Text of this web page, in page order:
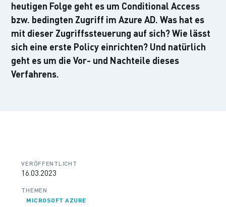
heutigen Folge geht es um Conditional Access
bzw. bedingten Zugriff im Azure AD. Was hat es
mit dieser Zugriffssteuerung auf sich? Wie lässt
sich eine erste Policy einrichten? Und natürlich
geht es um die Vor- und Nachteile dieses
Verfahrens.
VERÖFFENTLICHT
16.03.2023
THEMEN
MICROSOFT AZURE